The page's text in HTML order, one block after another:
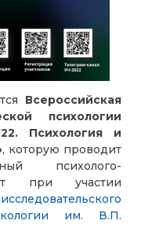
Всероссийская
психологии
Психология и
, которую проводит
психолого-
при участии
им. В.П.